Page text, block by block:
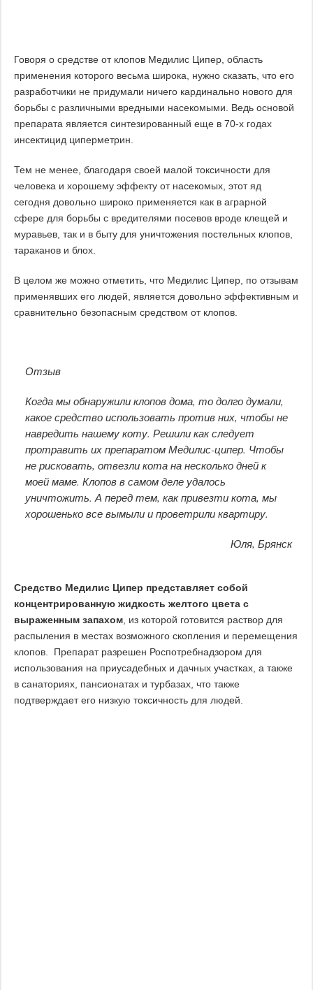
Говоря о средстве от клопов Медилис Ципер, область
применения которого весьма широка, нужно сказать, что его
разработчики не придумали ничего кардинально нового для
борьбы с различными вредными насекомыми. Ведь основой
препарата является синтезированный еще в 70-х годах
инсектицид циперметрин.
Тем не менее, благодаря своей малой токсичности для
человека и хорошему эффекту от насекомых, этот яд
сегодня довольно широко применяется как в аграрной
сфере для борьбы с вредителями посевов вроде клещей и
муравьев, так и в быту для уничтожения постельных клопов,
тараканов и блох.
В целом же можно отметить, что Медилис Ципер, по отзывам
применявших его людей, является довольно эффективным и
сравнительно безопасным средством от клопов.
Отзыв
Когда мы обнаружили клопов дома, то долго думали,
какое средство использовать против них, чтобы не
навредить нашему коту. Решили как следует
протравить их препаратом Медилис-ципер. Чтобы
не рисковать, отвезли кота на несколько дней к
моей маме. Клопов в самом деле удалось
уничтожить. А перед тем, как привезти кота, мы
хорошенько все вымыли и проветрили квартиру.
Юля, Брянск
Средство Медилис Ципер представляет собой
концентрированную жидкость желтого цвета с
выраженным запахом, из которой готовится раствор для
распыления в местах возможного скопления и перемещения
клопов. Препарат разрешен Роспотребнадзором для
использования на приусадебных и дачных участках, а также
в санаториях, пансионатах и турбазах, что также
подтверждает его низкую токсичность для людей.